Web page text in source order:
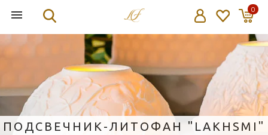
0
ПОДСВЕЧНИК-ЛИТОФАН "LAKHSMI"